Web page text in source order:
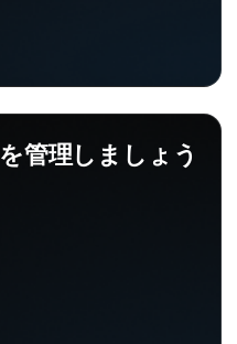
管理しましょう